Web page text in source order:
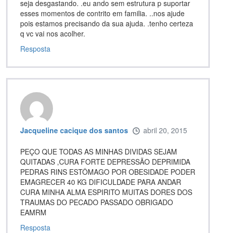
seja desgastando. .eu ando sem estrutura p suportar
esses momentos de contrito em familia. ..nos ajude
pois estamos precisando da sua ajuda. .tenho certeza
q vc vai nos acolher.
Resposta
Jacqueline cacique dos santos abril 20, 2015
PEÇO QUE TODAS AS MINHAS DIVIDAS SEJAM
QUITADAS ,CURA FORTE DEPRESSÃO DEPRIMIDA
PEDRAS RINS ESTÔMAGO POR OBESIDADE PODER
EMAGRECER 40 KG DIFICULDADE PARA ANDAR
CURA MINHA ALMA ESPIRITO MUITAS DORES DOS
TRAUMAS DO PECADO PASSADO OBRIGADO
EAMRM
Resposta